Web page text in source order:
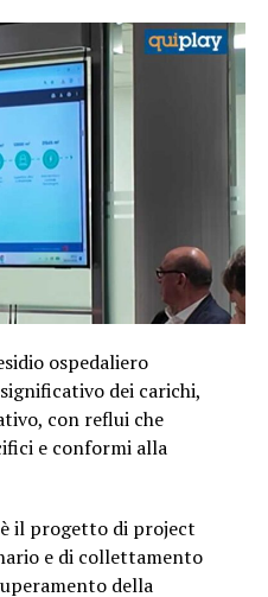
ospedaliero
dei carichi,
con reflui che
e conformi alla
il progetto di project
e di collettamento
della